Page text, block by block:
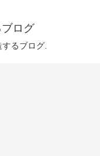
ログ
るブログ.